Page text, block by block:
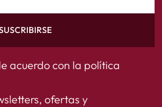
acuerdo con la política
ofertas y